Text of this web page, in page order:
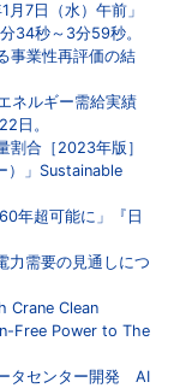
7日（水）午前」
34秒～3分59秒。
事業性再評価の結
ネルギー需給実績
日。
割合［2023年版］
）」Sustainable
年超可能に」『日
力需要の見通しにつ
Crane Clean
Free Power to The
タセンター開発 AI